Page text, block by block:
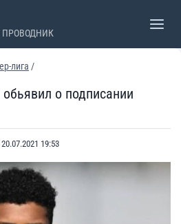
лига /
о подписании
20.07.2021 19:53